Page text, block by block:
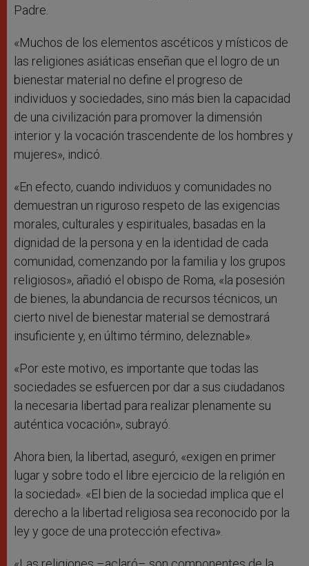
Padre.
«Muchos de los elementos ascéticos y místicos de
las religiones asiáticas enseñan que el logro de un
bienestar material no define el progreso de
individuos y sociedades, sino más bien la capacidad
de una civilización para promover la dimensión
interior y la vocación trascendente de los hombres y
mujeres», indicó.
«En efecto, cuando individuos y comunidades no
demuestran un riguroso respeto de las exigencias
morales, culturales y espirituales, basadas en la
dignidad de la persona y en la identidad de cada
comunidad, comenzando por la familia y los grupos
religiosos», añadió el obispo de Roma, «la posesión
de bienes, la abundancia de recursos técnicos, un
cierto nivel de bienestar material se demostrará
insuficiente y, en último término, deleznable».
«Por este motivo, es importante que todas las
sociedades se esfuercen por dar a sus ciudadanos
la necesaria libertad para realizar plenamente su
auténtica vocación», subrayó.
Ahora bien, la libertad, aseguró, «exigen en primer
lugar y sobre todo el libre ejercicio de la religión en
la sociedad». «El bien de la sociedad implica que el
derecho a la libertad religiosa sea reconocido por la
ley y goce de una protección efectiva».